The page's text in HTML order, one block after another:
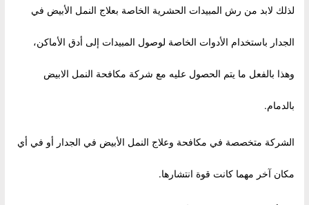
لذلك لابد من رش المبيدات الحشرية الخاصة بعلاج النمل الأبيض في
الجدار باستخدام الأدوات الخاصة لوصول المبيدات إلى أدق الأماكن،
وهذا بالفعل ما يتم الحصول عليه مع شركة مكافحة النمل الابيض
بالدمام.
الشركة متخصصة في مكافحة وعلاج النمل الأبيض في الجدار أو في أي
مكان آخر مهما كانت قوة انتشارها.